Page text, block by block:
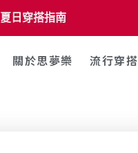
夏日穿搭指南
關於思夢樂 流行穿搭